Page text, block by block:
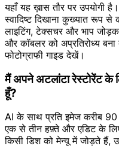
यहाँ यह ख़ास तौर पर उपयोगी
स्वादिष्ट दिखाना कुख्यात रूप
लाइटिंग, टेक्सचर और भाप
और कॉबलर को अप्रतिरोध्य
फोटोग्राफी गाइड देखें।
मैं अपने अटलांटा रेस्टोरेंट के
हूँ?
AI के साथ प्रति इमेज करीब
एक से तीन हफ़्ते और एडिट के
किसी डिश को मेन्यू में जोड़ते